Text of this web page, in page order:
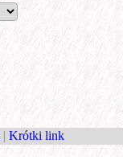
| Krótki link